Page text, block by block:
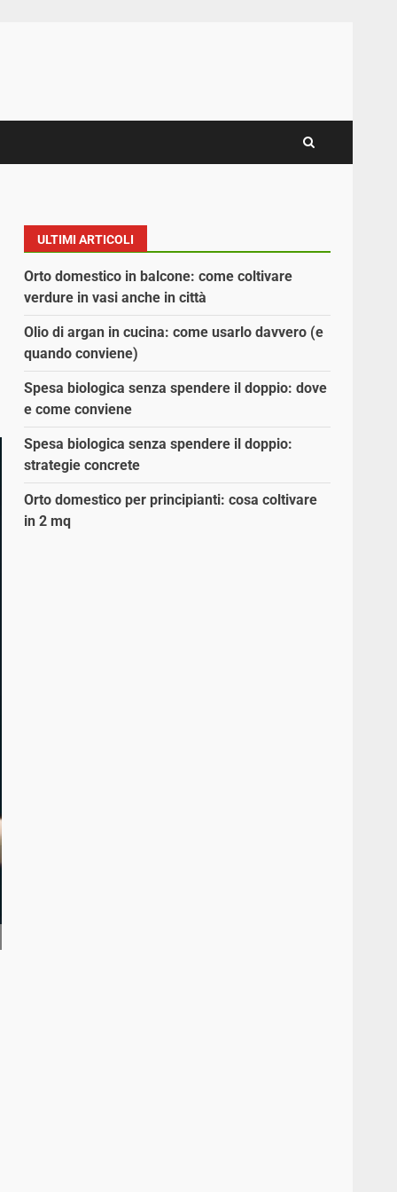
ULTIMI ARTICOLI
Orto domestico in balcone: come coltivare
verdure in vasi anche in città
Olio di argan in cucina: come usarlo davvero (e
quando conviene)
Spesa biologica senza spendere il doppio: dove
e come conviene
Spesa biologica senza spendere il doppio:
strategie concrete
Orto domestico per principianti: cosa coltivare
in 2 mq